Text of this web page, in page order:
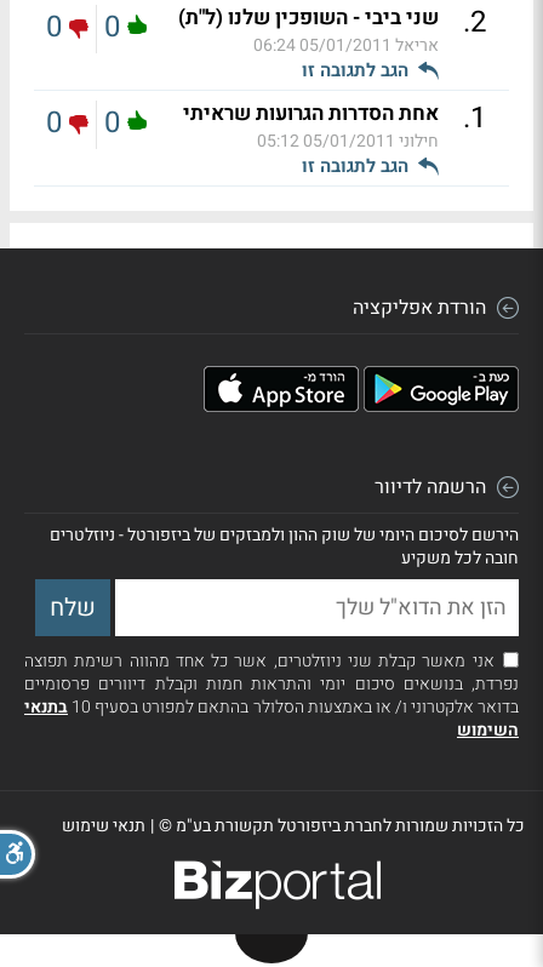
2
. שני ביבי - השופכין שלנו (ל"ת)
אריאל 05/01/2011 06:24
הגב לתגובה זו
0
0
1
. אחת הסדרות הגרועות שראיתי
חילוני 05/01/2011 05:12
הגב לתגובה זו
0
0
הורדת אפליקציה
הרשמה לדיוור
הירשם לסיכום היומי של שוק ההון ולמבזקים של ביזפורטל - ניוזלטרים
חובה לכל משקיע
אני מאשר קבלת שני ניוזלטרים, אשר כל אחד מהווה רשימת תפוצה
נפרדת, בנושאים סיכום יומי והתראות חמות וקבלת דיוורים פרסומיים
בדואר אלקטרוני ו/ או באמצעות הסלולר בהתאם למפורט בסעיף 10
בתנאי
השימוש
כל הזכויות שמורות לחברת ביזפורטל תקשורת בע"מ ©| תנאי שימוש